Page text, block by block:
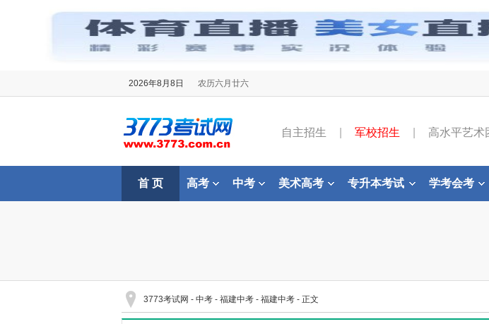
2026年8月8日 农历六月廿六
自主招生 军校招生 高水平艺术
首 页 高考 中考 美术高考 专升本考试 学考会考
3773考试网 - 中考 - 福建中考 - 福建中考 - 正文